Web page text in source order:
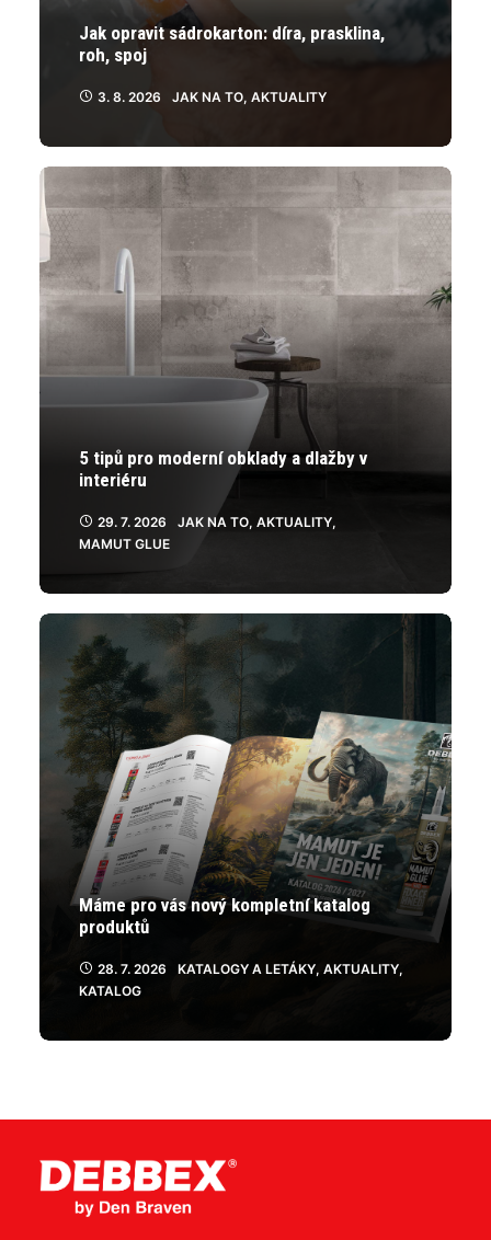
Jak opravit sádrokarton: díra, prasklina,
roh, spoj
3. 8. 2026 JAK NA TO, AKTUALITY
5 tipů pro moderní obklady a dlažby v
interiéru
29. 7. 2026 JAK NA TO, AKTUALITY,
MAMUT GLUE
Máme pro vás nový kompletní katalog
produktů
28. 7. 2026 KATALOGY A LETÁKY, AKTUALITY,
KATALOG